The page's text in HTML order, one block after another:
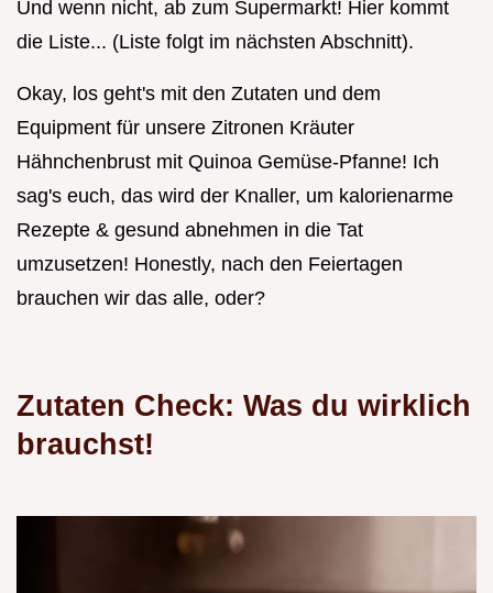
Und wenn nicht, ab zum Supermarkt! Hier kommt
die Liste... (Liste folgt im nächsten Abschnitt).
Okay, los geht's mit den Zutaten und dem
Equipment für unsere Zitronen Kräuter
Hähnchenbrust mit Quinoa Gemüse-Pfanne! Ich
sag's euch, das wird der Knaller, um kalorienarme
Rezepte & gesund abnehmen in die Tat
umzusetzen! Honestly, nach den Feiertagen
brauchen wir das alle, oder?
Zutaten Check: Was du wirklich
brauchst!